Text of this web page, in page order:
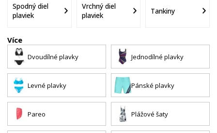
Spodný diel
plaviek
Vrchný diel
plaviek
Tankiny
Tipy na plavky
Plavky podľa
Plavky podľa
veľkostí
Plavky podľa
značiek
Více
Dvoudílné plavky Jednodílné plavky
Levné plavky Pánské plavky
Pareo Plážové šaty